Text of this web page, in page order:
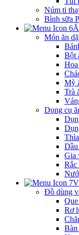
Núm ti
Bình sữa
Món ăn
Bột
Mỳ
Trà
Dụng cụ
Dầu
Gia
Rắc
Đồ dùng
Rơ
Bàn